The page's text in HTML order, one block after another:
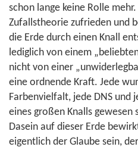
schon lange keine Rolle
Zufallstheorie zufrieden und
die Erde durch einen Knall
lediglich von einem
nicht von einer
eine ordnende Kraft. Jede
Farbenvielfalt, jede DNS und
eines großen Knalls gewesen
Dasein auf dieser Erde
eigentlich der Glaube sein,